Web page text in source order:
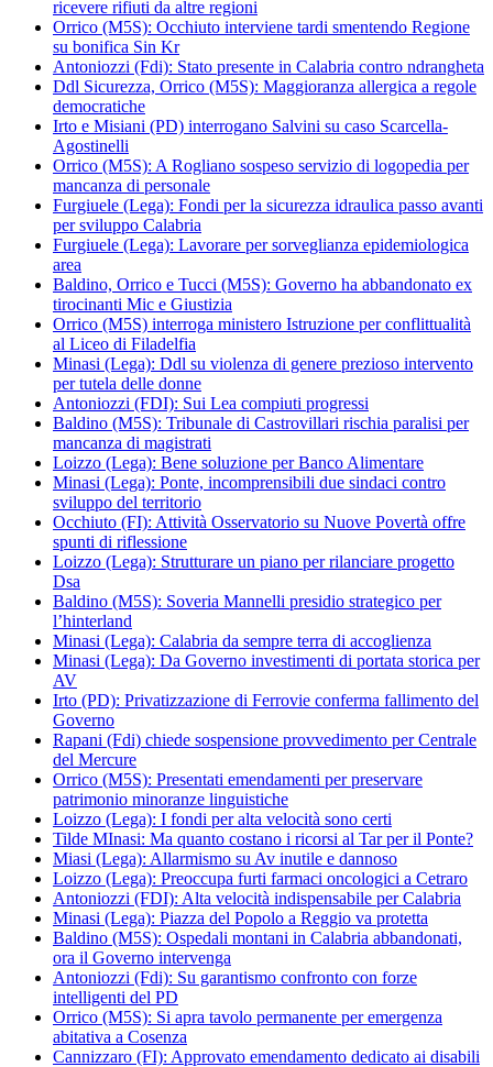
ricevere rifiuti da altre regioni
Orrico (M5S): Occhiuto interviene tardi smentendo Regione
su bonifica Sin Kr
Antoniozzi (Fdi): Stato presente in Calabria contro ndrangheta
Ddl Sicurezza, Orrico (M5S): Maggioranza allergica a regole
democratiche
Irto e Misiani (PD) interrogano Salvini su caso Scarcella-
Agostinelli
Orrico (M5S): A Rogliano sospeso servizio di logopedia per
mancanza di personale
Furgiuele (Lega): Fondi per la sicurezza idraulica passo avanti
per sviluppo Calabria
Furgiuele (Lega): Lavorare per sorveglianza epidemiologica
area
Baldino, Orrico e Tucci (M5S): Governo ha abbandonato ex
tirocinanti Mic e Giustizia
Orrico (M5S) interroga ministero Istruzione per conflittualità
al Liceo di Filadelfia
Minasi (Lega): Ddl su violenza di genere prezioso intervento
per tutela delle donne
Antoniozzi (FDI): Sui Lea compiuti progressi
Baldino (M5S): Tribunale di Castrovillari rischia paralisi per
mancanza di magistrati
Loizzo (Lega): Bene soluzione per Banco Alimentare
Minasi (Lega): Ponte, incomprensibili due sindaci contro
sviluppo del territorio
Occhiuto (FI): Attività Osservatorio su Nuove Povertà offre
spunti di riflessione
Loizzo (Lega): Strutturare un piano per rilanciare progetto
Dsa
Baldino (M5S): Soveria Mannelli presidio strategico per
l’hinterland
Minasi (Lega): Calabria da sempre terra di accoglienza
Minasi (Lega): Da Governo investimenti di portata storica per
AV
Irto (PD): Privatizzazione di Ferrovie conferma fallimento del
Governo
Rapani (Fdi) chiede sospensione provvedimento per Centrale
del Mercure
Orrico (M5S): Presentati emendamenti per preservare
patrimonio minoranze linguistiche
Loizzo (Lega): I fondi per alta velocità sono certi
Tilde MInasi: Ma quanto costano i ricorsi al Tar per il Ponte?
Miasi (Lega): Allarmismo su Av inutile e dannoso
Loizzo (Lega): Preoccupa furti farmaci oncologici a Cetraro
Antoniozzi (FDI): Alta velocità indispensabile per Calabria
Minasi (Lega): Piazza del Popolo a Reggio va protetta
Baldino (M5S): Ospedali montani in Calabria abbandonati,
ora il Governo intervenga
Antoniozzi (Fdi): Su garantismo confronto con forze
intelligenti del PD
Orrico (M5S): Si apra tavolo permanente per emergenza
abitativa a Cosenza
Cannizzaro (FI): Approvato emendamento dedicato ai disabili